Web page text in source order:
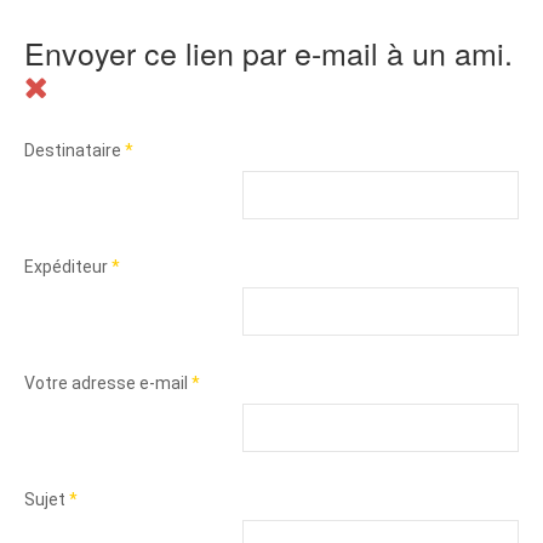
Envoyer ce lien par e-mail à un ami.
Destinataire *
Expéditeur*
Votre adresse e-mail *
Sujet *